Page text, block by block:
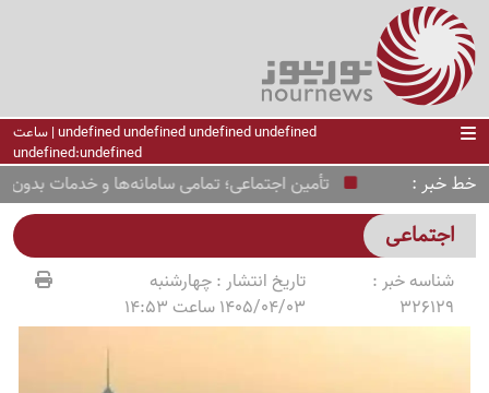
undefined undefined undefined undefined | ساعت
undefined:undefined
خط خبر تأمین اجتماعی؛ تمامی سامانه‌ها و خدمات بدون
اجتماعی
شناسه خبر :
326129
تاریخ انتشار :چهارشنبه
1405/04/03 ساعت 14:53